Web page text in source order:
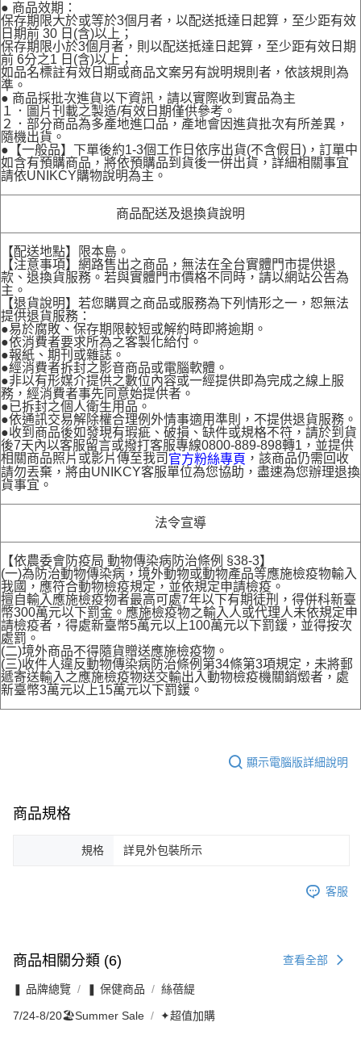
● 商品效期：
保存期限大於或等於3個月者，以配送抵達日起算，至少距有效
日期前 30 日(含)以上；
保存期限小於3個月者，則以配送抵達日起算，至少距有效日期
前 6分之1 日(含)以上；
如品名標註有效日期或商品文案另有說明規則者，依該規則為
準。
● 商品採批次進貨以下資訊，請以實際收到實品為主
１．圖片刊載之製造/有效日期僅供參考。
２．部分商品為多產地進口品，產地會因進貨批次有所差異，
隨機出貨。
●【一般品】下單後約1-3個工作日依序出貨(不含假日)，訂單中
如含有預購商品，將依預購品到貨後一併出貨，詳細相關事宜
請依UNIKCY購物說明為主。
商品配送及退換貨說明
【配送地點】限本島。
【注意事項】網路售出之商品，無法在全台實體門市提供退
款、退換貨服務。若與實體門市價格不同時，請以網站公告為
主。
【退貨說明】若您購買之商品或服務為下列情形之一，恕無法
提供退貨服務：
●易於腐敗、保存期限較短或解約時即將逾期。
●依消費者要求所為之客製化給付。
●報紙、期刊或雜誌。
●經消費者拆封之影音商品或電腦軟體。
●非以有形媒介提供之數位內容或一經提供即為完成之線上服
務，經消費者事先同意始提供者。
●已拆封之個人衛生用品。
●依通訊交易解除權合理例外情事適用準則，不提供退貨服務。
●收到商品後如發現有瑕疵、破損、缺件或規格不符，請於到貨
後7天內以客服留言或撥打客服專線0800-889-898轉1，並提供
相關商品照片或影片傳至我司 官方粉絲專頁 ，該商品仍需回收
請勿丟棄，將由UNIKCY客服單位為您協助，盡速為您辦理退換
貨事宜。
法令宣導
【依農委會防疫局 動物傳染病防治條例 §38-3】
(一)為防治動物傳染病，境外動物或動物產品等應施檢疫物輸入
我國，應符合動物檢疫規定，並依規定申請檢疫。
擅自輸入應施檢疫物者最高可處7年以下有期徒刑，得併科新臺
幣300萬元以下罰金。應施檢疫物之輸入人或代理人未依規定申
請檢疫者，得處新臺幣5萬元以上100萬元以下罰鍰，並得按次
處罰。
(二)境外商品不得隨貨贈送應施檢疫物。
(三)收件人違反動物傳染病防治條例第34條第3項規定，未將郵
遞寄送輸入之應施檢疫物送交輸出入動物檢疫機關銷燬者，處
新臺幣3萬元以上15萬元以下罰鍰。
顯示電腦版詳細說明
商品規格
規格 詳見外包裝所示
客服
商品相關分類 (6) 查看全部
❚ 品牌總覽 ❚ 保健商品 絲蓓緹
7/24-8/20🏖️Summer Sale ✦超值加購